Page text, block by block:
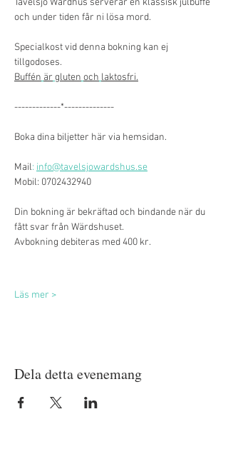
Tavelsjö Wärdhus serverar en klassisk julbuffé
och under tiden får ni lösa mord.
Specialkost vid denna bokning kan ej
tillgodoses.
Buffén är gluten och laktosfri.
-------------*--------------
Boka dina biljetter här via hemsidan.
Mail: info@tavelsjowardshus.se
Mobil: 0702432940
Din bokning är bekräftad och bindande när du
fått svar från Wärdshuset.
Avbokning debiteras med 400 kr.
Läs mer >
Dela detta evenemang